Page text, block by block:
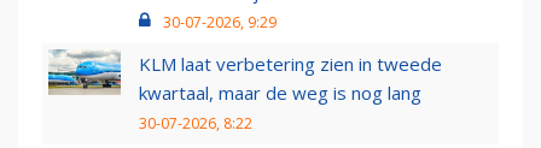
30-07-2026, 9:29
KLM laat verbetering zien in tweede
kwartaal, maar de weg is nog lang
30-07-2026, 8:22